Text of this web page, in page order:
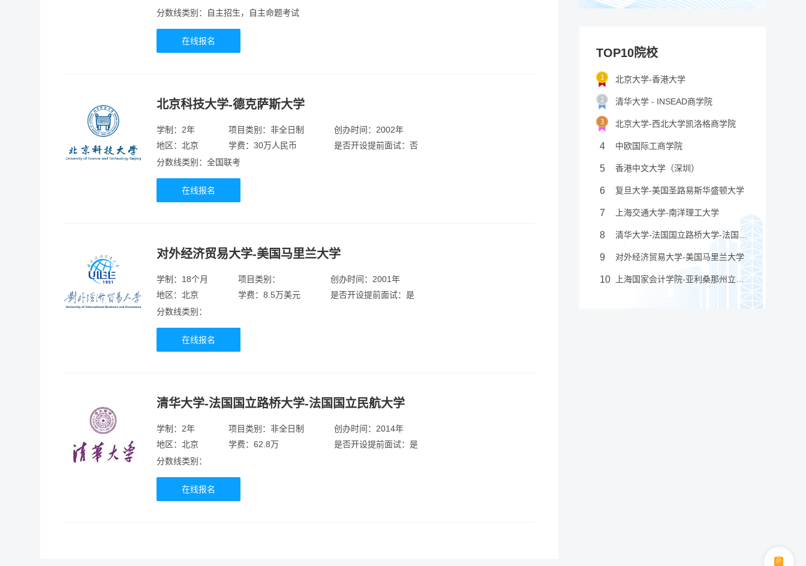
分数线类别：自主招生，自主命题考试
在线报名
北京科技大学-德克萨斯大学
学制：2年
地区：北京
项目类别：非全日制
学费：30万人民币
创办时间：2002年
是否开设提前面试：否
分数线类别：全国联考
在线报名
对外经济贸易大学-美国马里兰大学
学制：18个月
地区：北京
项目类别：
学费：8.5万美元
创办时间：2001年
是否开设提前面试：是
分数线类别：
在线报名
清华大学-法国国立路桥大学-法国国立民航大学
学制：2年
地区：北京
项目类别：非全日制
学费：62.8万
创办时间：2014年
是否开设提前面试：是
分数线类别：
在线报名
TOP10院校
北京大学-香港大学
清华大学 - INSEAD商学院
北京大学-西北大学凯洛格商学院
4 中欧国际工商学院
5 香港中文大学（深圳）
6 复旦大学-美国圣路易斯华盛顿大学
7 上海交通大学-南洋理工大学
8 清华大学-法国国立路桥大学-法国国立民航大学
9 对外经济贸易大学-美国马里兰大学
10 上海国家会计学院-亚利桑那州立大学